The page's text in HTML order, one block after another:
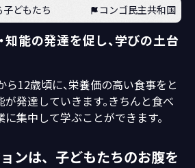
どもたち コンゴ民主共和国
・知能の発達を促し、学びの土台
12歳頃に、栄養価の高い食事をと
が発達していきます。きちんと食べ
に集中して学ぶことができます。
ンは、子どもたちのお腹を